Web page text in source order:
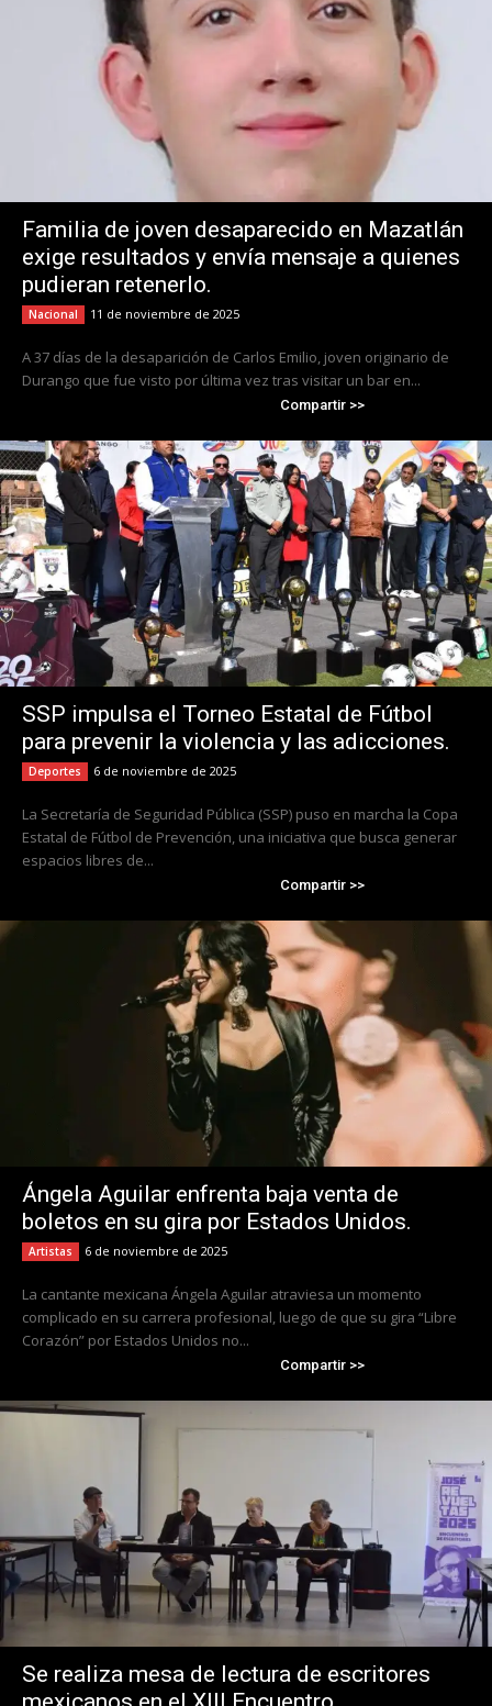
Familia de joven desaparecido en Mazatlán
exige resultados y envía mensaje a quienes
pudieran retenerlo.
Nacional 11 de noviembre de 2025
A 37 días de la desaparición de Carlos Emilio, joven originario de
Durango que fue visto por última vez tras visitar un bar en...
Compartir >>
SSP impulsa el Torneo Estatal de Fútbol
para prevenir la violencia y las adicciones.
Deportes 6 de noviembre de 2025
La Secretaría de Seguridad Pública (SSP) puso en marcha la Copa
Estatal de Fútbol de Prevención, una iniciativa que busca generar
espacios libres de...
Compartir >>
Ángela Aguilar enfrenta baja venta de
boletos en su gira por Estados Unidos.
Artistas 6 de noviembre de 2025
La cantante mexicana Ángela Aguilar atraviesa un momento
complicado en su carrera profesional, luego de que su gira “Libre
Corazón” por Estados Unidos no...
Compartir >>
Se realiza mesa de lectura de escritores